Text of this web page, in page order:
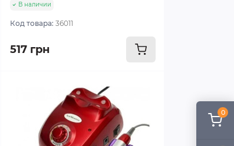
0
В наличии
Код товара:36011
517 грн